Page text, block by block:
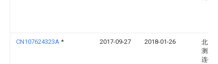
CN107624323A * 2017-09-27 2018-01-26
北京
测土
连锁